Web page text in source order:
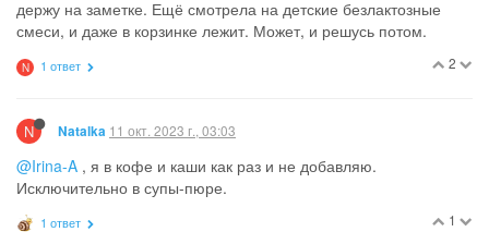
держу на заметке. Ещё смотрела на детские безлактозные
смеси, и даже в корзинке лежит. Может, и решусь потом.
2
N 1 ответ
N Natalka 11 окт. 2023 г., 03:03
@Irina-A , я в кофе и каши как раз и не добавляю.
Исключительно в супы-пюре.
1
1 ответ